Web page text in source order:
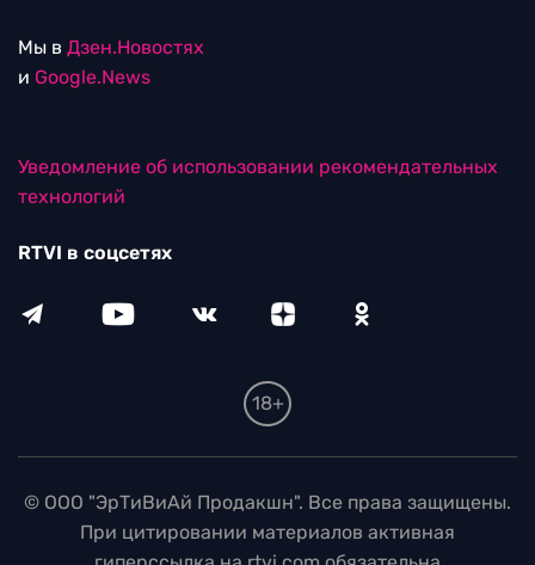
Мы в Дзен.Новостях
и Google.News
Уведомление об использовании рекомендательных
технологий
RTVI в соцсетях
18+
© ООО "ЭрТиВиАй Продакшн". Все права защищены.
При цитировании материалов активная